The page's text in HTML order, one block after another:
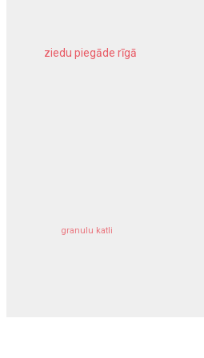
ziedu piegāde rīgā
granulu katli